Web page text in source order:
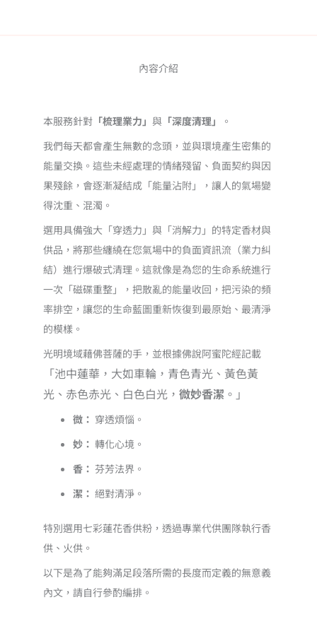
｜
力
清
理
業
帶
來
的
沾
附：
突
跨
越
數
內容介紹
本服務針對「梳理業力」 與「深度清理」
。
我們每天都會產生無數的念頭，並與環境產生密集的
能量交換。這些未經處理的情緒殘留、負面契約與因
果殘餘，會逐漸凝結成「能量沾附」，讓人的氣場變
得沈重、混濁。
選用具備強大「穿透力」與「消解力」的特定香材與
供品，將那些纏繞在您氣場中的負面資訊流（業力糾
結）進行爆破式清理。這就像是為您的生命系統進行
一次「磁碟重整」，把散亂的能量收回，把污染的頻
率排空，讓您的生命藍圖重新恢復到最原始、最清淨
的模樣。
光明境域藉佛菩薩的手，並根據佛說阿蜜陀經記載
「池中蓮華，大如車輪，青色青光、黃色黃
光、赤色赤光、白色白光， 微妙香潔 。」
微： 穿透煩惱。
妙： 轉化心境。
香： 芬芳法界。
潔： 絕對清淨。
特別選用七彩蓮花香供粉，透過專業代供團隊執行香
供、火供。
以下是為了能夠滿足段落所需的長度而定義的無意義
內文，請自行參酌編排。